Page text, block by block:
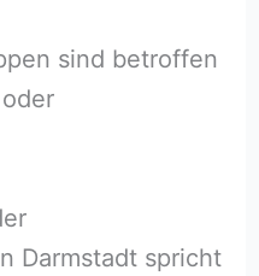
sind betroffen
Darmstadt spricht